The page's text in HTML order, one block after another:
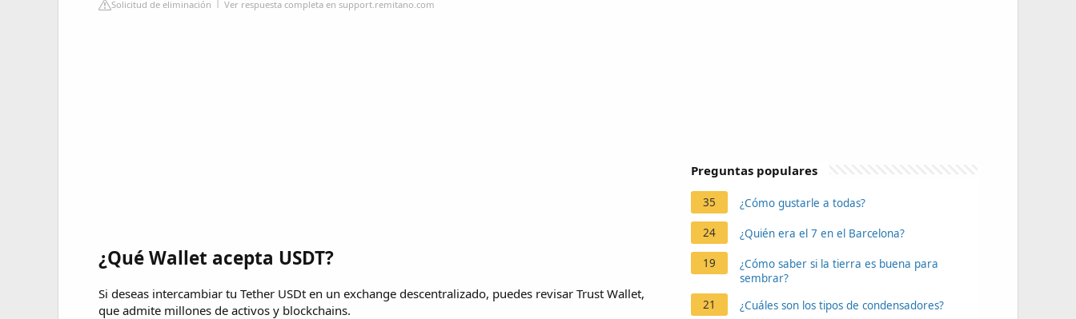
Solicitud de eliminación Ver respuesta completa en support.remitano.com
¿Qué Wallet acepta USDT?
Si deseas intercambiar tu Tether USDt en un exchange descentralizado, puedes revisar Trust Wallet,
que admite millones de activos y blockchains.
Preguntas populares
35 ¿Cómo gustarle a todas?
24 ¿Quién era el 7 en el Barcelona?
19
¿Cómo saber si la tierra es buena para
sembrar?
21
¿Cuáles son los tipos de condensadores?